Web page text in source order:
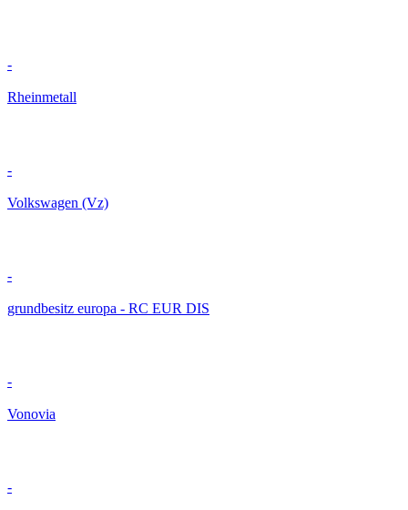
-
Rheinmetall
-
Volkswagen (Vz)
-
grundbesitz europa - RC EUR DIS
-
Vonovia
-